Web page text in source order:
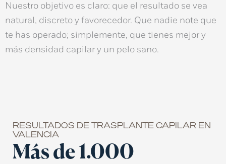
Nuestro objetivo es claro: que el resultado se vea
natural, discreto y favorecedor. Que nadie note que
te has operado; simplemente, que tienes mejor y
más densidad capilar y un pelo sano.
RESULTADOS DE TRASPLANTE CAPILAR EN
VALENCIA
Más de 1.000